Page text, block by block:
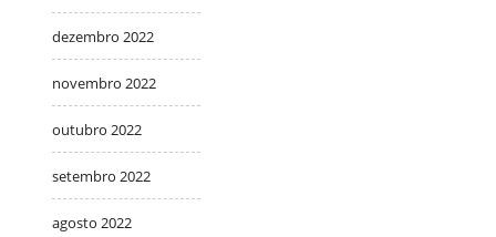
dezembro 2022
novembro 2022
outubro 2022
setembro 2022
agosto 2022